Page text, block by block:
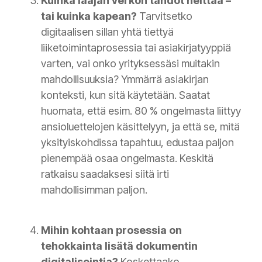
tai kuinka kapean? Tarvitsetko
digitaalisen sillan yhtä tiettyä
liiketoimintaprosessia tai asiakirjatyyppiä
varten, vai onko yrityksessäsi muitakin
mahdollisuuksia? Ymmärrä asiakirjan
konteksti, kun sitä käytetään. Saatat
huomata, että esim. 80 % ongelmasta liittyy
ansioluettelojen käsittelyyn, ja että se, mitä
yksityiskohdissa tapahtuu, edustaa paljon
pienempää osaa ongelmasta. Keskitä
ratkaisu saadaksesi siitä irti
mahdollisimman paljon.
Mihin kohtaan prosessia on
tehokkainta lisätä dokumentin